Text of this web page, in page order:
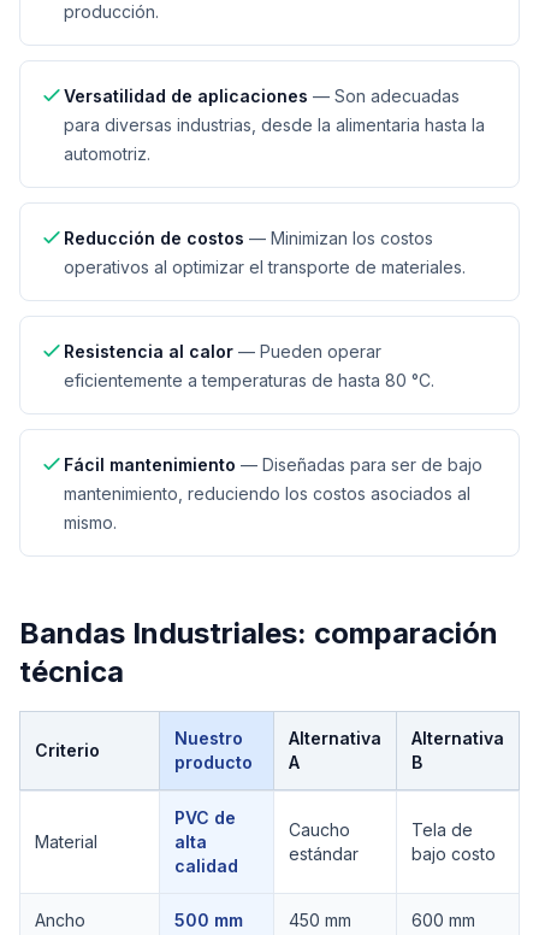
producción.
Versatilidad de aplicaciones — Son adecuadas
para diversas industrias, desde la alimentaria hasta la
automotriz.
Reducción de costos — Minimizan los costos
operativos al optimizar el transporte de materiales.
Resistencia al calor — Pueden operar
eficientemente a temperaturas de hasta 80 °C.
Fácil mantenimiento — Diseñadas para ser de bajo
mantenimiento, reduciendo los costos asociados al
mismo.
Bandas Industriales: comparación
técnica
Criterio
Nuestro
producto
Alternativa
A
Alternativa
B
Material
PVC de
alta
calidad
Caucho
estándar
Tela de
bajo costo
Ancho 500 mm 450 mm 600 mm